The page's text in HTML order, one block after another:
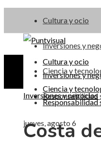
Cultura y ocio
Inversiones y
Ciencia y
Responsabilidad
jueves, agosto 6
Cultura y ocio
Inversiones y
Ciencia y
Responsabilidad
Inversiones y negocios
Costa